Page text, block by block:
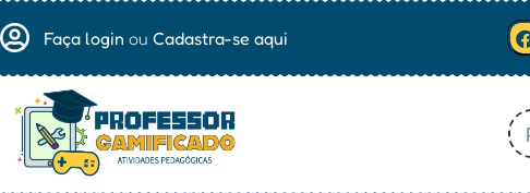
Faça login ou Cadastra-se aqui